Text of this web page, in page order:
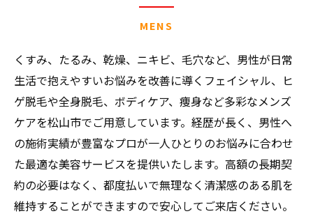
MENS
くすみ、たるみ、乾燥、ニキビ、毛穴など、男性が日常
生活で抱えやすいお悩みを改善に導くフェイシャル、ヒ
ゲ脱毛や全身脱毛、ボディケア、痩身など多彩なメンズ
ケアを松山市でご用意しています。経歴が長く、男性へ
の施術実績が豊富なプロが一人ひとりのお悩みに合わせ
た最適な美容サービスを提供いたします。高額の長期契
約の必要はなく、都度払いで無理なく清潔感のある肌を
維持することができますので安心してご来店ください。